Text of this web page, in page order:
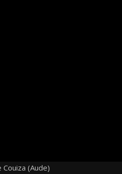
Couiza (Aude)